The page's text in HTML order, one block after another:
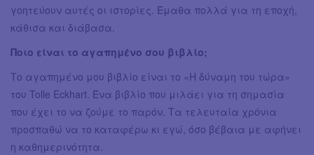
γοητεύουν αυτές οι ιστορίες. Έμαθα πολλά για τη εποχή,
κάθισα και διάβασα.
Ποιο είναι το αγαπημένο σου βιβλίο;
Το αγαπημένο μου βιβλίο είναι το «H δύναμη του τώρα»
του Tolle Eckhart. Ένα βιβλίο που μιλάει για τη σημασία
που έχει το να ζούμε το παρόν. Τα τελευταία χρόνια
προσπαθώ να το καταφέρω κι εγώ, όσο βέβαια με αφήνει
η καθημερινότητα.